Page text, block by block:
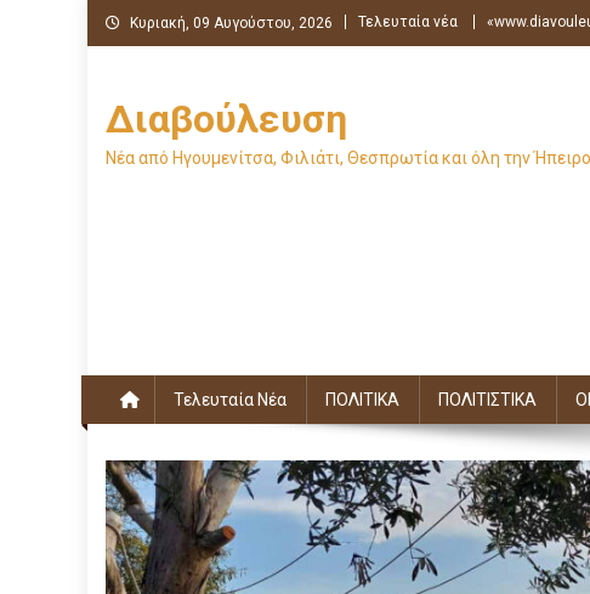
Μεταπηδήστε
στο
Κυριακή, 09 Αυγούστου, 2026 Τελευταία νέα
Διαβούλευση
Νέα από Ηγουμενίτσα, Φιλιάτι, Θεσπρωτία και όλη την Ήπειρο.
Τελευταία Νέα ΠΟΛΙΤΙΚΑ ΠΟΛΙΤΙΣΤΙΚΑ